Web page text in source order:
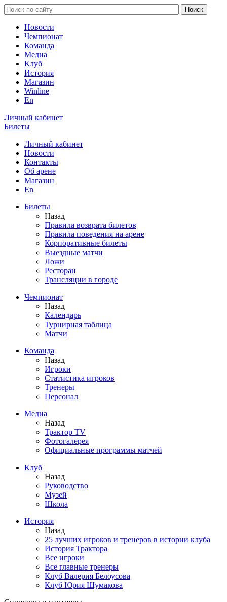
Новости
Чемпионат
Команда
Медиа
Клуб
История
Магазин
Winline
En
Личный кабинет
Билеты
Личный кабинет
Новости
Контакты
Об арене
Магазин
En
Билеты
Назад
Правила возврата билетов
Правила поведения на арене
Корпоративные билеты
Выездные матчи
Ложи
Ресторан
Трансляции в городе
Чемпионат
Назад
Календарь
Турнирная таблица
Матчи
Команда
Назад
Игроки
Статистика игроков
Тренеры
Персонал
Медиа
Назад
Трактор TV
Фотогалерея
Официальные программы матчей
Клуб
Назад
Руководство
Музей
Школа
История
Назад
25 лучших игроков и тренеров в истории клуба
История Трактора
Все игроки
Все главные тренеры
Клуб Валерия Белоусова
Клуб Юрия Шумакова